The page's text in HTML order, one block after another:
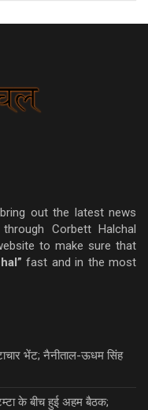
out the latest news
Corbett Halchal
to make sure that
fast and in the most
भेंट; नैनीताल-ऊधम सिंह
के बीच हुई अहम बैठक;